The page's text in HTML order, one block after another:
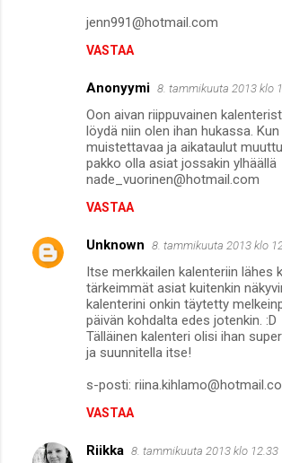
jenn991@hotmail.com
VASTAA
Anonyymi 8. tammikuuta 2013 klo
Oon aivan riippuvainen
löydä niin olen ihan hukassa.
muistettavaa ja aikataulut
pakko olla asiat jossakin ylhäällä
nade_vuorinen@hotmail.com
VASTAA
Unknown 8. tammikuuta 2013 klo
Itse merkkailen kalenteriin lähes
tärkeimmät asiat kuitenkin
kalenterini onkin täytetty
päivän kohdalta edes jotenkin. :D
Tälläinen kalenteri olisi ihan
ja suunnitella itse!
s-posti:
VASTAA
Riikka 8. tammikuuta 2013 klo 12.33